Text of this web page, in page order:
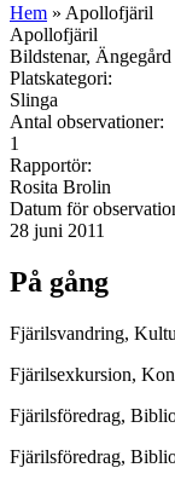
Hem » Apollofjäril
Apollofjäril
Bildstenar,
Platskategori:
Slinga
Antal observationer:
1
Rapportör:
Rosita Brolin
Datum för
28 juni 2011
På gång
Fjärilsvandring,
Fjärilsexkursion,
Fjärilsföredrag,
Fjärilsföredrag,